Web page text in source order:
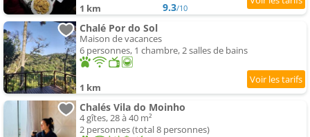
1 km 9.3/10
Chalé Por do Sol
Maison de vacances
6 personnes, 1 chambre, 2 salles de bains
1 km
Chalés Vila do Moinho
4 gîtes, 28 à 40 m²
2 personnes (total 8 personnes)